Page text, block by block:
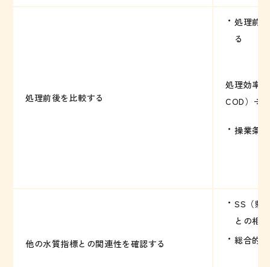
処理前後を比較する
処理前
る
処理効率
COD）÷
操業条
他の水質指標との関連性を確認する
SS（懸
との相
総合的